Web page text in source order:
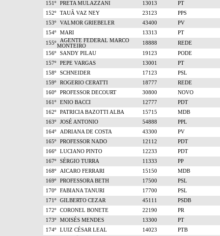
151º
PRETA MULAZZANI 13013
PT
152º
TAUÃ VAZ NEY 23123
PPS
153º
VALMOR GRIEBELER 43400
PV
154º
MARI 13313
PT
155º
AGENTE FEDERAL MARCO
MONTEIRO
18888
REDE
156º
SANDY PILAU 19123
PODE
157º
PEPE VARGAS 13001
PT
158º
SCHNEIDER 17123
PSL
159º
ROGERIO CERATTI 18777
REDE
160º
PROFESSOR DECOURT 30800
NOVO
161º
ENIO BACCI 12777
PDT
162º
PATRICIA BAZOTTI ALBA 15715
MDB
163º
JOSÉ ANTONIO 54888
PPL
164º
ADRIANA DE COSTA 43300
PV
165º
PROFESSOR NADO 12112
PDT
166º
LUCIANO PINTO 12233
PDT
167º
SÉRGIO TURRA 11333
PP
168º
AICARO FERRARI 15150
MDB
169º
PROFESSORA BETH 17500
PSL
170º
FABIANA TANURI 17700
PSL
171º
GILBERTO CEZAR 45111
PSDB
172º
CORONEL BONETE 22190
PR
173º
MOISÉS MENDES 13300
PT
174º
LUIZ CÉSAR LEAL 14023
PTB